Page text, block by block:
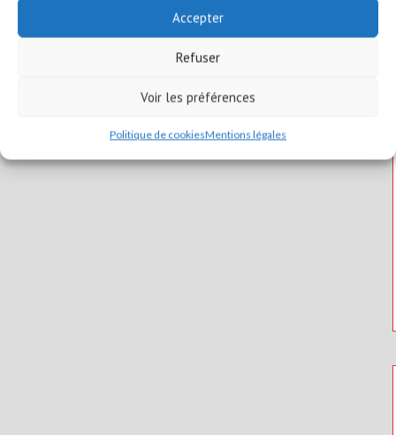
Accepter
Refuser
Voir les préférences
Politique de cookiesMentions légales